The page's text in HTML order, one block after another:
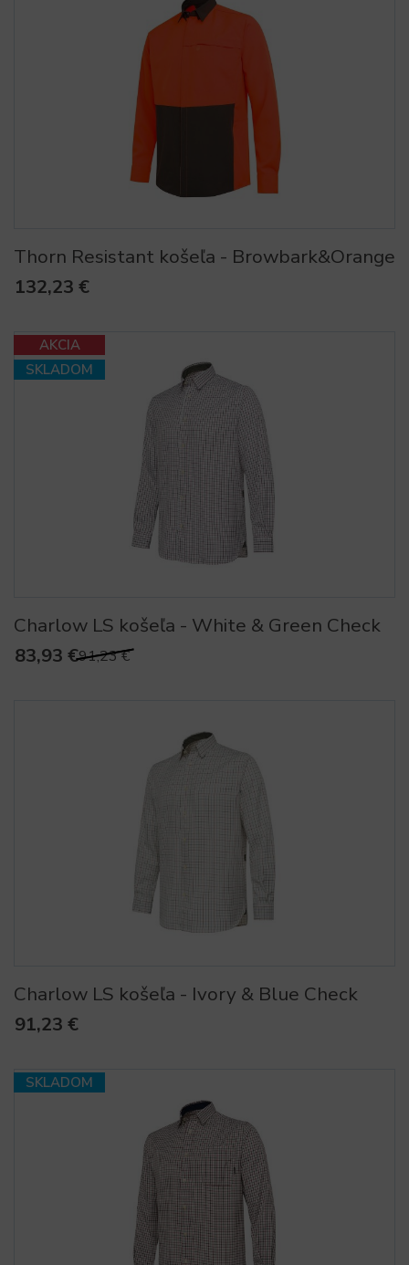
Thorn Resistant košeľa - Browbark&Orange
132,23 €
AKCIA
SKLADOM
Charlow LS košeľa - White & Green Check
83,93 €91,23 €
Charlow LS košeľa - Ivory & Blue Check
91,23 €
SKLADOM